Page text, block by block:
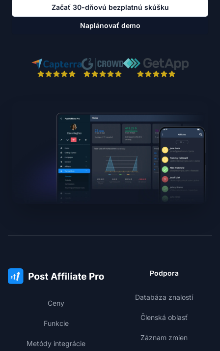
Začať 30-dňovú bezplatnú skúšku
Naplánovať demo
Ceny
Funkcie
Metódy integrácie
Podpora
Databáza znalostí
Členská oblasť
Záznam zmien